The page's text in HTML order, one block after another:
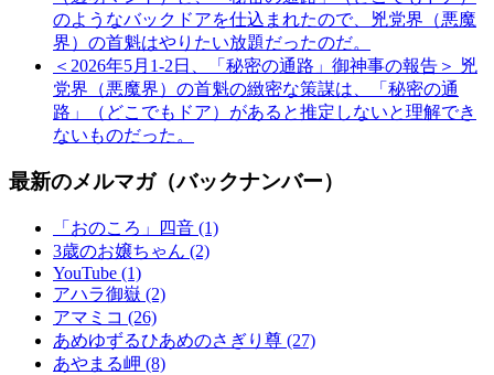
のようなバックドアを仕込まれたので、兇党界（悪魔
界）の首魁はやりたい放題だったのだ。
＜2026年5月1-2日、「秘密の通路」御神事の報告＞ 兇
党界（悪魔界）の首魁の緻密な策謀は、「秘密の通
路」（どこでもドア）があると推定しないと理解でき
ないものだった。
最新のメルマガ（バックナンバー）
「おのころ」四音 (1)
3歳のお嬢ちゃん (2)
YouTube (1)
アハラ御嶽 (2)
アマミコ (26)
あめゆずるひあめのさぎり尊 (27)
あやまる岬 (8)